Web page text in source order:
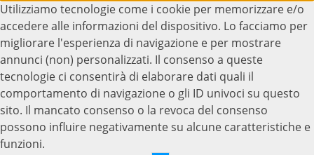
Utilizziamo tecnologie come i cookie per memorizzare e/o
accedere alle informazioni del dispositivo. Lo facciamo per
migliorare l'esperienza di navigazione e per mostrare
annunci (non) personalizzati. Il consenso a queste
tecnologie ci consentirà di elaborare dati quali il
comportamento di navigazione o gli ID univoci su questo
sito. Il mancato consenso o la revoca del consenso
possono influire negativamente su alcune caratteristiche e
funzioni.